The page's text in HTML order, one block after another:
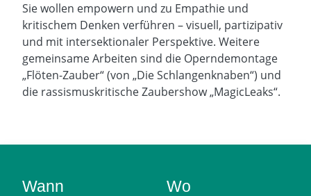
Sie wollen empowern und zu Empathie und
kritischem Denken verführen – visuell, partizipativ
und mit intersektionaler Perspektive. Weitere
gemeinsame Arbeiten sind die Operndemontage
„Flöten-Zauber“ (von „Die Schlangenknaben“) und
die rassismuskritische Zaubershow „MagicLeaks“.
Wann Wo